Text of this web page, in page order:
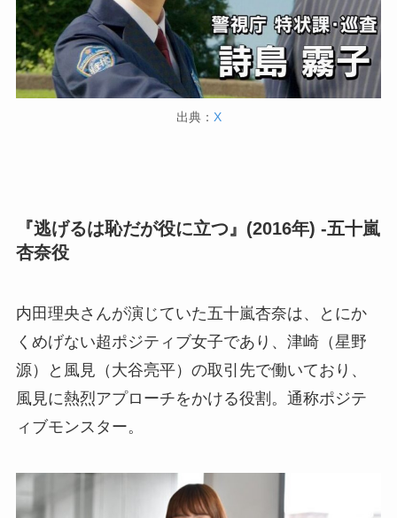
出典： X
『逃げるは恥だが役に立つ』(2016年) -五十嵐
杏奈役
内田理央さんが演じていた五十嵐杏奈は、とにか
くめげない超ポジティブ女子であり、津崎（星野
源）と風見（大谷亮平）の取引先で働いており、
風見に熱烈アプローチをかける役割。通称ポジテ
ィブモンスター。